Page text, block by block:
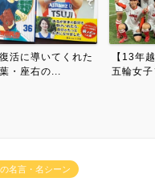
ダル連覇】東京
ール日本...
【病気
福留孝
名言・名シーン